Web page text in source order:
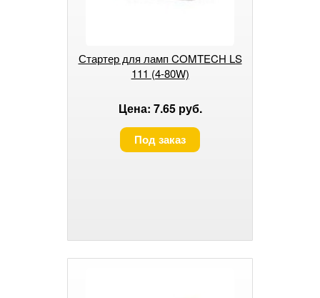
Стартер для ламп COMTECH LS
111 (4-80W)
Цена: 7.65 руб.
Под заказ